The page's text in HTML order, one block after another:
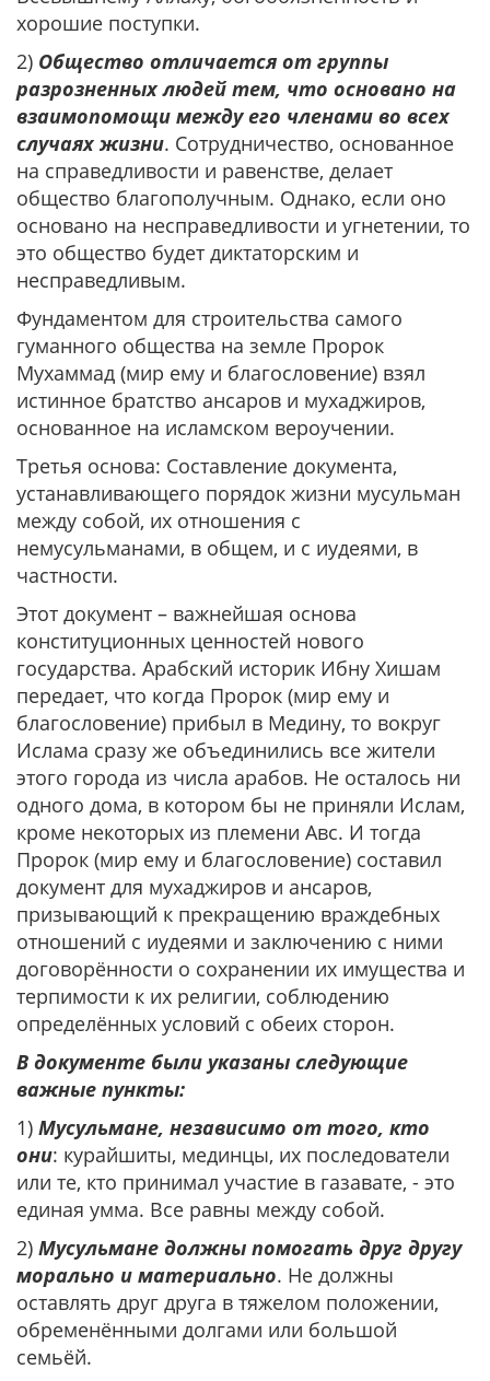
хорошие поступки.
2) Общество отличается от группы
разрозненных людей тем, что основано на
взаимопомощи между его членами во всех
случаях жизни. Сотрудничество, основанное
на справедливости и равенстве, делает
общество благополучным. Однако, если оно
основано на несправедливости и угнетении, то
это общество будет диктаторским и
несправедливым.
Фундаментом для строительства самого
гуманного общества на земле Пророк
Мухаммад (мир ему и благословение) взял
истинное братство ансаров и мухаджиров,
основанное на исламском вероучении.
Третья основа: Составление документа,
устанавливающего порядок жизни мусульман
между собой, их отношения с
немусульманами, в общем, и с иудеями, в
частности.
Этот документ – важнейшая основа
конституционных ценностей нового
государства. Арабский историк Ибну Хишам
передает, что когда Пророк (мир ему и
благословение) прибыл в Медину, то вокруг
Ислама сразу же объединились все жители
этого города из числа арабов. Не осталось ни
одного дома, в котором бы не приняли Ислам,
кроме некоторых из племени Авс. И тогда
Пророк (мир ему и благословение) составил
документ для мухаджиров и ансаров,
призывающий к прекращению враждебных
отношений с иудеями и заключению с ними
договорённости о сохранении их имущества и
терпимости к их религии, соблюдению
определённых условий с обеих сторон.
В документе были указаны следующие
важные пункты:
1) Мусульмане, независимо от того, кто
они: курайшиты, мединцы, их последователи
или те, кто принимал участие в газавате, - это
единая умма. Все равны между собой.
2) Мусульмане должны помогать друг другу
морально и материально. Не должны
оставлять друг друга в тяжелом положении,
обременёнными долгами или большой
семьёй.